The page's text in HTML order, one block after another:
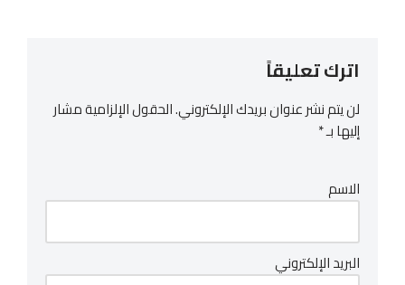
اترك تعليقاً
لن يتم نشر عنوان بريدك الإلكتروني.الحقول الإلزامية مشار
إليها بـ*
الاسم
البريد الإلكتروني